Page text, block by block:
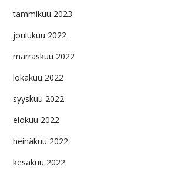
tammikuu 2023
joulukuu 2022
marraskuu 2022
lokakuu 2022
syyskuu 2022
elokuu 2022
heinäkuu 2022
kesäkuu 2022